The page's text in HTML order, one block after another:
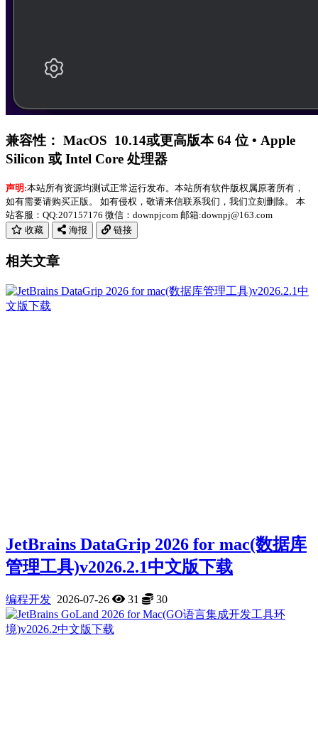
兼容性： MacOS 10.14或更高版本 64 位 • Apple
Silicon 或 Intel Core 处理器
声明:本站所有资源均测试正常运行发布。本站所有软件版权属原著所有，
如有需要请购买正版。 如有侵权，敬请来信联系我们，我们立刻删除。 本
站客服：QQ:207157176 微信：downpjcom 邮箱:downpj@163.com
收藏
海报 链接
相关文章
JetBrains DataGrip 2026 for mac(数据库
管理工具)v2026.2.1中文版下载
编程开发 2026-07-26 31 30